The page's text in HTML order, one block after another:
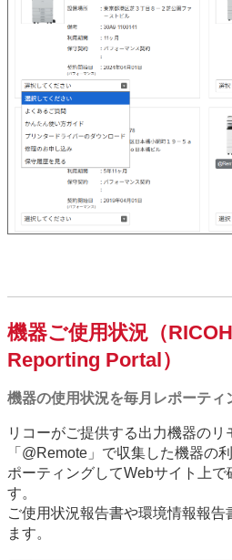
機器ご使用状況（
Reporting Portal）
機器の使用状況を毎月レポーティ
リコーがご提供する出力機器のリ
「@Remote」で収集した機器の
ポーティングしてWebサイト上
す。
ご使用状況報告書や環境情報報
ます。